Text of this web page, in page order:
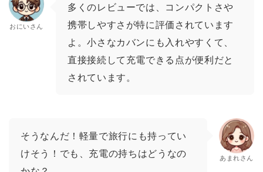
おにいさん
多くのレビューでは、コンパクトさや
携帯しやすさが特に評価されています
よ。小さなカバンにも入れやすくて、
直接接続して充電できる点が便利だと
されています。
そうなんだ！軽量で旅行にも持ってい
けそう！でも、充電の持ちはどうなの
あまれさん